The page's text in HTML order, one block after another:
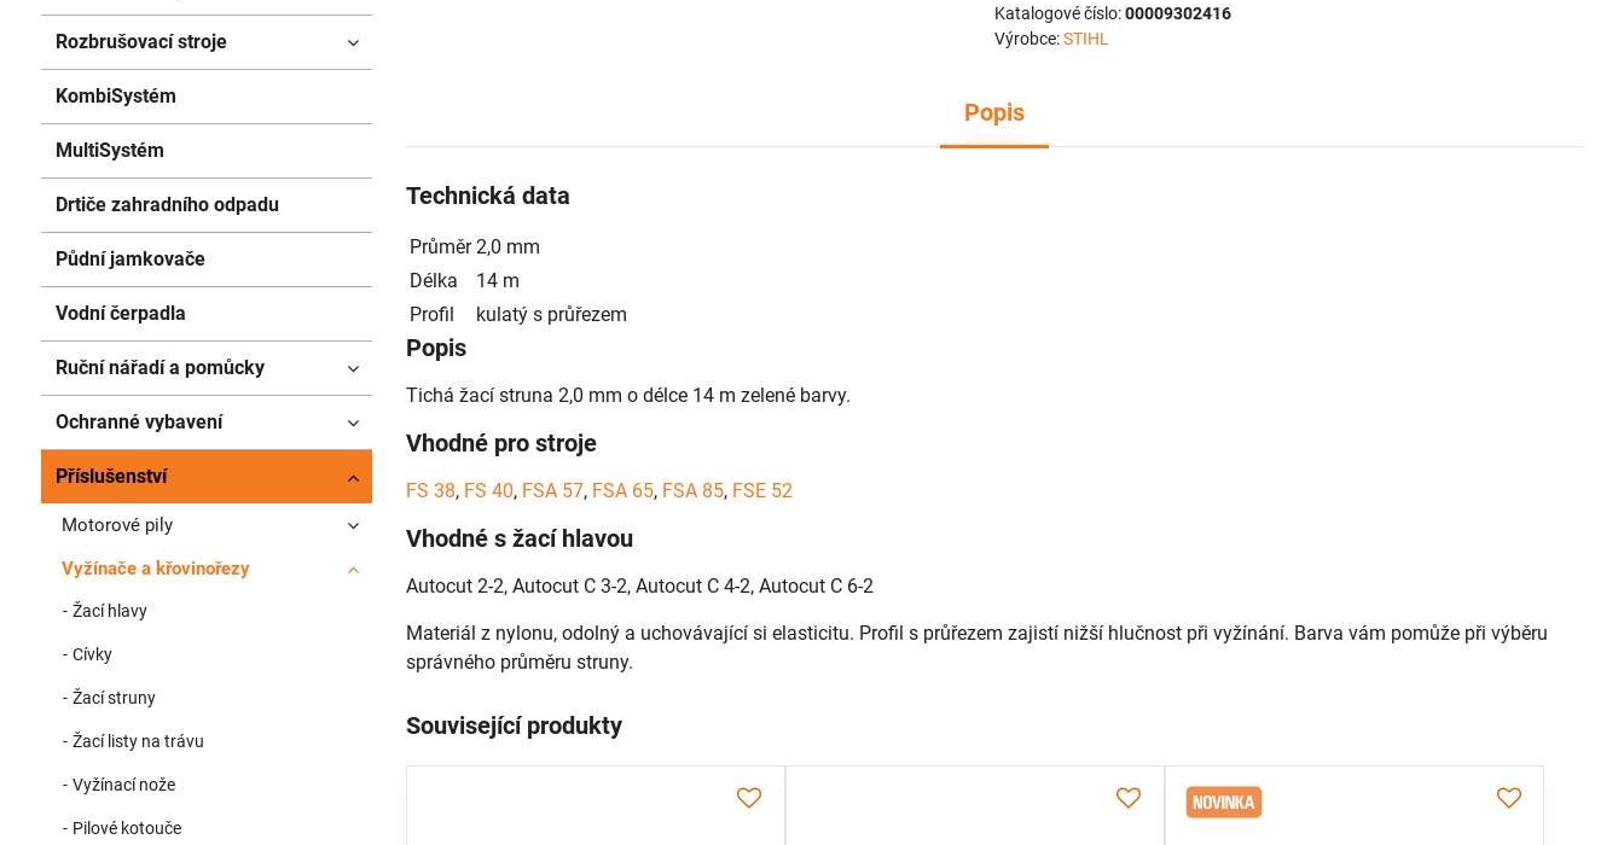
Katalogové číslo:00009302416
Výrobce:STIHL
Popis
Technická data
Průměr 2,0 mm
Délka
14 m
Profil
kulatý s průřezem
Popis
Tichá žací struna 2,0 mm o délce 14 m zelené barvy.
Vhodné pro stroje
FS 38, FS 40, FSA 57, FSA 65, FSA 85, FSE 52
Vhodné s žací hlavou
Autocut 2-2, Autocut C 3-2, Autocut C 4-2, Autocut C 6-2
Materiál z nylonu, odolný a uchovávající si elasticitu. Profil s průřezem zajistí nižší hlučnost při vyžínání. Barva vám pomůže při výběru
správného průměru struny.
Související produkty
Rozbrušovací stroje
KombiSystém
MultiSystém
Drtiče zahradního odpadu
Půdní jamkovače
Vodní čerpadla
Ruční nářadí a pomůcky
Ochranné vybavení
Příslušenství
Motorové pily
Vyžínače a křovinořezy
Žací hlavy
Cívky
Žací struny
Žací listy na trávu
Vyžínací nože
Pilové kotouče